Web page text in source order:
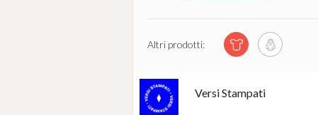
Altri prodotti:
Versi Stampati